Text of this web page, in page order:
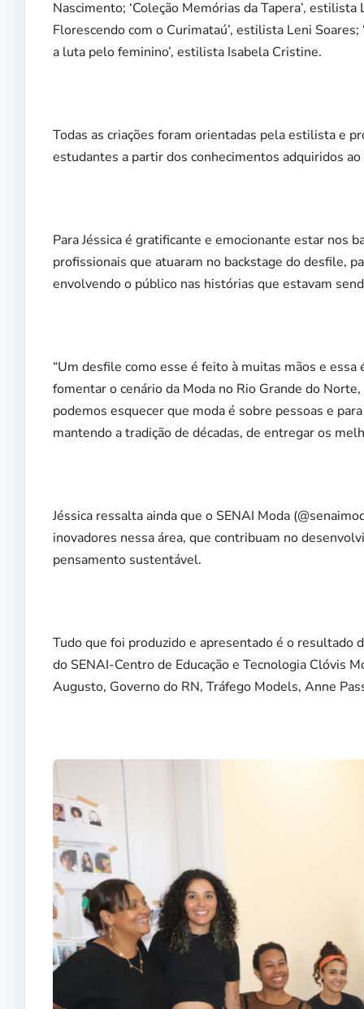
Nascimento; ‘Coleção Memórias da Tapera’,
Florescendo com o Curimataú’, estilista Leni
a luta pelo feminino’, estilista Isabela Cristine.
Todas as criações foram orientadas pela estilista e
estudantes a partir dos conhecimentos adquiridos
Para Jéssica é gratificante e emocionante estar nos
profissionais que atuaram no backstage do desfile,
envolvendo o público nas histórias que estavam
“Um desfile como esse é feito à muitas mãos e
fomentar o cenário da Moda no Rio Grande do
podemos esquecer que moda é sobre pessoas e
mantendo a tradição de décadas, de entregar os
Jéssica ressalta ainda que o SENAI Moda
inovadores nessa área, que contribuam no
pensamento sustentável.
Tudo que foi produzido e apresentado é o resultado
do SENAI-Centro de Educação e Tecnologia Clóvis
Augusto, Governo do RN, Tráfego Models, Anne